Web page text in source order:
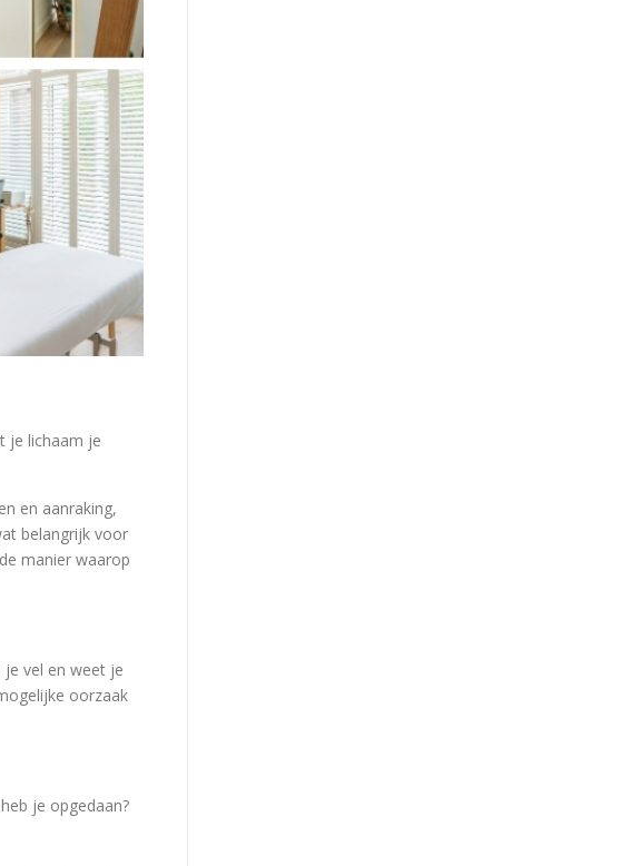
je lichaam je
en aanraking,
belangrijk voor
manier waarop
je vel en weet je
oorzaak
je opgedaan?